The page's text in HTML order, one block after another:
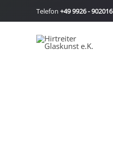
Inhalt
Telefon +49 9926 - 902016